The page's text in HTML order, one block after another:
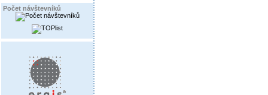
Počet návštevníků